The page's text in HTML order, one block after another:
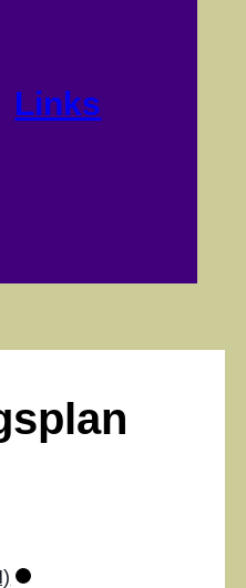
Links